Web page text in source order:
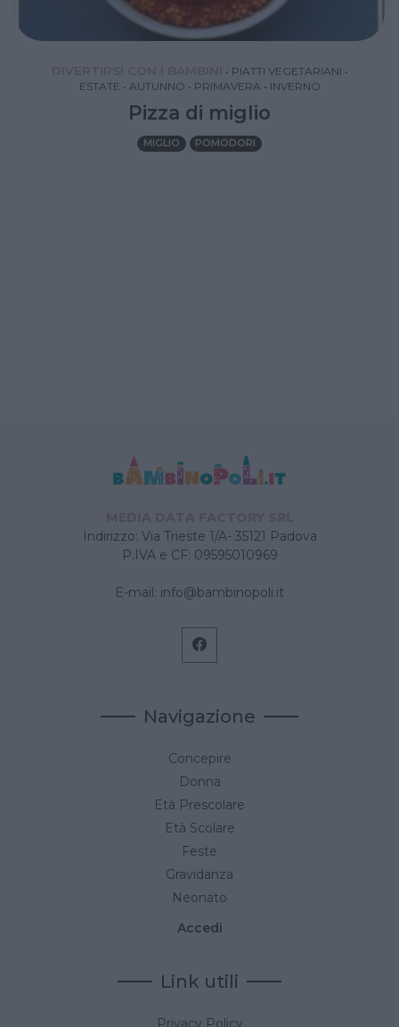
• PIATTI VEGETARIANI •
ESTATE • AUTUNNO • PRIMAVERA • INVERNO
Pizza di miglio
MIGLIO POMODORI
Indirizzo: Via Trieste 1/A- 35121 Padova
P.IVA e CF: 09595010969
E-mail: info@bambinopoli.it
Navigazione
Concepire
Donna
Età Prescolare
Età Scolare
Feste
Gravidanza
Neonato
Accedi
Link utili
Privacy Policy